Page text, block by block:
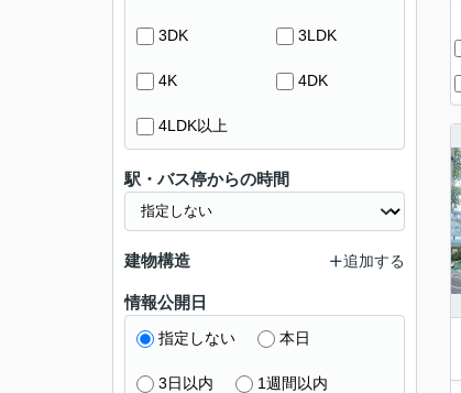
3DK 3LDK
4K 4DK
4LDK以上
駅・バス停からの時間
建物構造 追加する
情報公開日
指定しない 本日
3日以内 1週間以内